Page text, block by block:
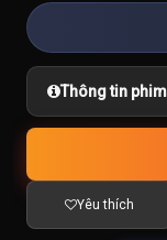
Thông tin phim
Yêu thích